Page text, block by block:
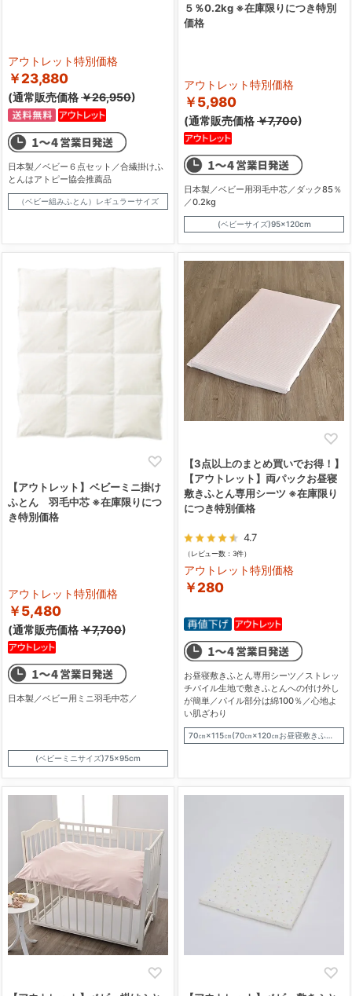
アウトレット特別価格
￥23,880
(通常販売価格￥26,950)
日本製／ベビー６点セット／合繊掛けふ
とんはアトピー協会推薦品
（ベビー組みふとん）レギュラーサイズ
５％0.2kg ※在庫限りにつき特別
価格
アウトレット特別価格
￥5,980
(通常販売価格￥7,700)
日本製／ベビー用羽毛中芯／ダック85％
／0.2kg
(ベビーサイズ)95×120cm
【アウトレット】ベビーミニ掛け
ふとん 羽毛中芯 ※在庫限りにつ
き特別価格
アウトレット特別価格
￥5,480
(通常販売価格￥7,700)
日本製／ベビー用ミニ羽毛中芯／
(ベビーミニサイズ)75×95cm
【3点以上のまとめ買いでお得！】
【アウトレット】両パックお昼寝
敷きふとん専用シーツ ※在庫限り
につき特別価格
4.7
（レビュー数：3件）
アウトレット特別価格
￥280
お昼寝敷きふとん専用シーツ／ストレッ
チパイル生地で敷きふとんへの付け外し
が簡単／パイル部分は綿100％／心地よ
い肌ざわり
70㎝×115㎝(70㎝×120㎝お昼寝敷きふとん用)